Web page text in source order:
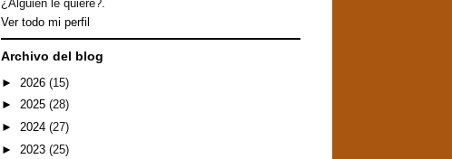
¿Alguien le quiere?.
Ver todo mi perfil
Archivo del blog
► 2026 (15)
► 2025 (28)
► 2024 (27)
► 2023 (25)